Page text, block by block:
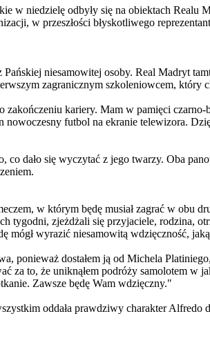
w niedzielę odbyły się na obiektach Realu
w przeszłości błyskotliwego
niesamowitej osoby. Real Madryt
zagranicznym szkoleniowcem,
kariery. Mam w pamięci czarno-
futbol na ekranie telewizora.
dało się wyczytać z jego twarzy. Oba
w którym będę musiał zagrać w obu
tygodni, zjeżdżali się przyjaciele, rodzina,
mógł wyrazić niesamowitą wdzięczność,
ponieważ dostałem ją od Michela
za to, że uniknąłem podróży samolotem w
Zawsze będę Wam wdzięczny."
oddała prawdziwy charakter Alfredo